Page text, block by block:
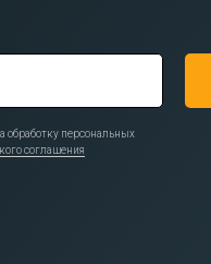
обработку персональных
соглашения